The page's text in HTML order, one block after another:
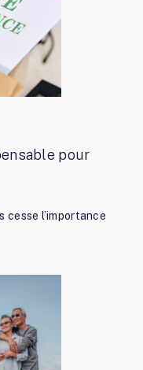
pour
cesse l’importance